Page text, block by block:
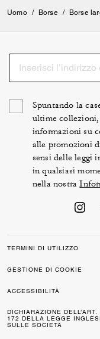
Uomo / Borse / Borse
Spuntando la
ultime
informazioni su
alle promozioni
sensi delle leggi
in qualsiasi
nella nostra
TERMINI DI UTILIZZO
GESTIONE DI COOKIE
ACCESSIBILITÀ
DICHIARAZIONE DELL’ART.
172 DELLA LEGGE
SULLE SOCIETÀ